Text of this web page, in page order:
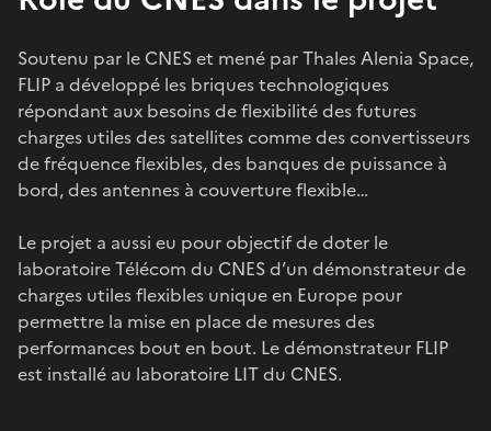
Soutenu par le CNES et mené par Thales Alenia Space,
FLIP a développé les briques technologiques
répondant aux besoins de flexibilité des futures
charges utiles des satellites comme des convertisseurs
de fréquence flexibles, des banques de puissance à
bord, des antennes à couverture flexible…
Le projet a aussi eu pour objectif de doter le
laboratoire Télécom du CNES d’un démonstrateur de
charges utiles flexibles unique en Europe pour
permettre la mise en place de mesures des
performances bout en bout. Le démonstrateur FLIP
est installé au laboratoire LIT du CNES.